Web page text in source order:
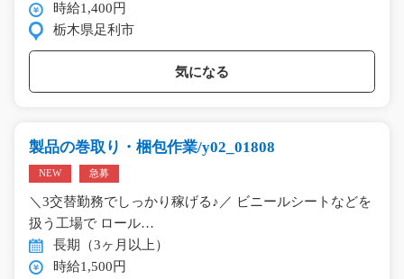
時給1,400円
栃木県足利市
気になる
製品の巻取り・梱包作業/y02_01808
NEW 急募
＼3交替勤務でしっかり稼げる♪／ ビニールシートなどを
扱う工場で ロール…
長期（3ヶ月以上）
時給1,500円